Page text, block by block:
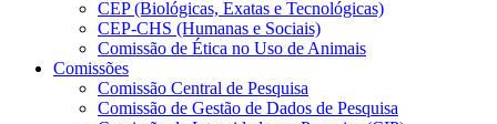
CEP (Biológicas, Exatas e Tecnológicas)
CEP-CHS (Humanas e Sociais)
Comissão de Ética no Uso de Animais
Comissões
Comissão Central de Pesquisa
Comissão de Gestão de Dados de Pesquisa